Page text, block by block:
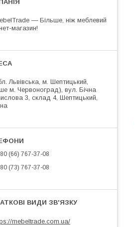
— Більше, ніж меблевий
магазин!
Львівська, м. Шептицький,
м. Червоноград), вул. Бічна
3, склад 4, Шептицький,
(66) 767-37-08
(73) 767-37-08
mebeltrade.com.ua/